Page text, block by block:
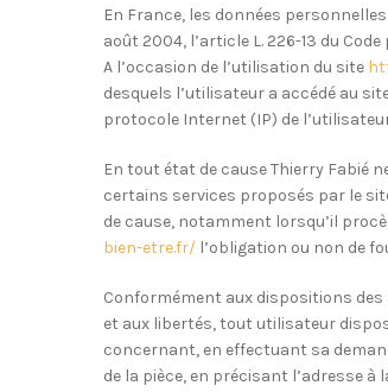
En France, les données
août 2004, l’article L. 226-13 du
A l’occasion de l’utilisation du site
desquels l’utilisateur a accédé au
protocole Internet (IP) de
En tout état de cause Thierry Fabié
certains services proposés par le
de cause, notamment lorsqu’il
bien-etre.fr/ l’obligation ou non de
Conformément aux dispositions des
et aux libertés, tout utilisateur
concernant, en effectuant sa
de la pièce, en précisant l’adresse à